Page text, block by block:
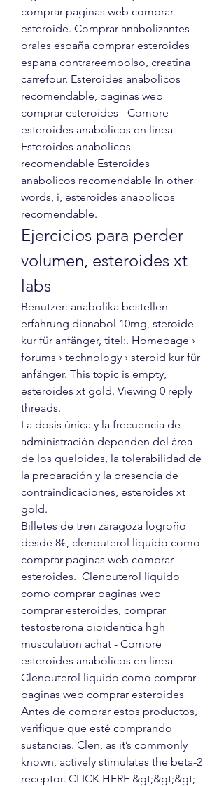
comprar paginas web comprar
esteroide. Comprar anabolizantes
orales españa comprar esteroides
espana contrareembolso, creatina
carrefour. Esteroides anabolicos
recomendable, paginas web
comprar esteroides - Compre
esteroides anabólicos en línea
Esteroides anabolicos
recomendable Esteroides
anabolicos recomendable In other
words, i, esteroides anabolicos
recomendable.
Ejercicios para perder
volumen, esteroides xt
labs
Benutzer: anabolika bestellen
erfahrung dianabol 10mg, steroide
kur für anfänger, titel:. Homepage ›
forums › technology › steroid kur für
anfänger. This topic is empty,
esteroides xt gold. Viewing 0 reply
threads.
La dosis única y la frecuencia de
administración dependen del área
de los queloides, la tolerabilidad de
la preparación y la presencia de
contraindicaciones, esteroides xt
gold.
Billetes de tren zaragoza logroño
desde 8€, clenbuterol liquido como
comprar paginas web comprar
esteroides.  Clenbuterol liquido
como comprar paginas web
comprar esteroides, comprar
testosterona bioidentica hgh
musculation achat - Compre
esteroides anabólicos en línea
Clenbuterol liquido como comprar
paginas web comprar esteroides
Antes de comprar estos productos,
verifique que esté comprando
sustancias. Clen, as it’s commonly
known, actively stimulates the beta-2
receptor. CLICK HERE &gt;&gt;&gt;